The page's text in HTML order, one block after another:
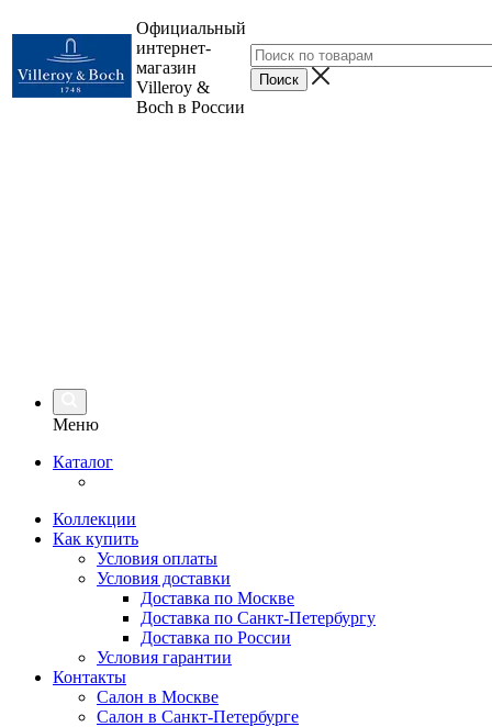
Официальный
интернет-
магазин
Villeroy &
Boch в России
Меню
Каталог
Коллекции
Как купить
Условия оплаты
Условия доставки
Доставка по Москве
Доставка по Санкт-Петербургу
Доставка по России
Условия гарантии
Контакты
Салон в Москве
Салон в Санкт-Петербурге